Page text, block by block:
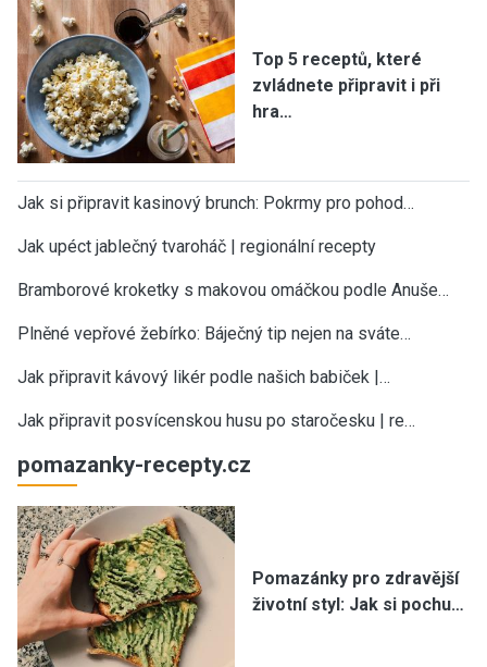
Top 5 receptů, které
zvládnete připravit i při
hra…
Jak si připravit kasinový brunch: Pokrmy pro pohod…
Jak upéct jablečný tvaroháč | regionální recepty
Bramborové kroketky s makovou omáčkou podle Anuše…
Plněné vepřové žebírko: Báječný tip nejen na sváte…
Jak připravit kávový likér podle našich babiček |…
Jak připravit posvícenskou husu po staročesku | re…
pomazanky-recepty.cz
Pomazánky pro zdravější
životní styl: Jak si pochu…